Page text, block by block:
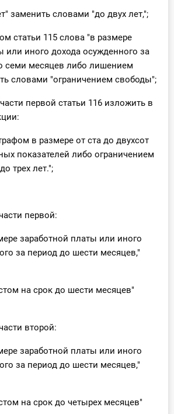
заменить словами "до двух лет,";
статьи 115 слова "в размере
или иного дохода осужденного за
семи месяцев либо лишением
словами "ограничением свободы";
первой статьи 116 изложить в
в размере от ста до двухсот
показателей либо ограничением
трех лет.";
первой:
заработной платы или иного
за период до шести месяцев,"
на срок до шести месяцев"
второй:
заработной платы или иного
за период до шести месяцев,"
на срок до четырех месяцев"